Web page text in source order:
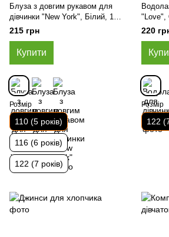
Блуза з довгим рукавом для
дівчинки "New York", Білий, 110
(5 років)
215 грн
Купити
Розмір
110 (5 років)
116 (6 років)
122 (7 років)
"Love",
220
Розмір
122